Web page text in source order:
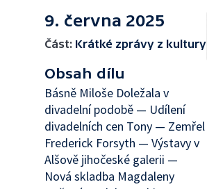
9. června 2025
Část: Krátké zprávy z kultury
Obsah dílu
Básně Miloše Doležala v
divadelní podobě — Udílení
divadelních cen Tony — Zemřel
Frederick Forsyth — Výstavy v
Alšově jihočeské galerii —
Nová skladba Magdaleny